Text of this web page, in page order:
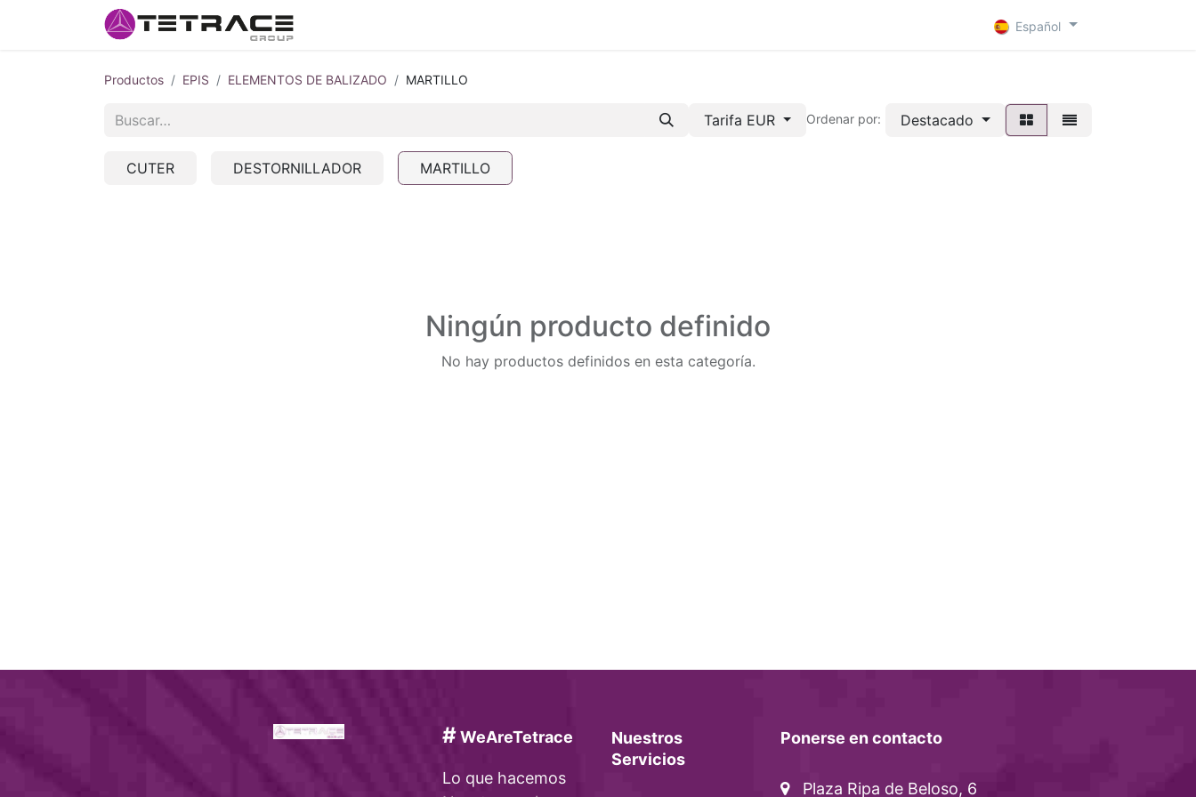
Español
Productos EPIS ELEMENTOS DE BALIZADO MARTILLO
Tarifa EUR Ordenar por: Destacado
CUTER DESTORNILLADOR MARTILLO
Ningún producto definido
No hay productos definidos en esta categoría.
#WeAreTetrace
Lo que hacemos
Nuestros
Servicios
Ponerse en contacto
Plaza Ripa de Beloso, 6